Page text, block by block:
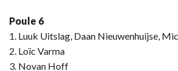
Poule 6
1. Luuk Uitslag, Daan Nieuwenhuijse,
2. Loïc Varma
3. Novan Hoff